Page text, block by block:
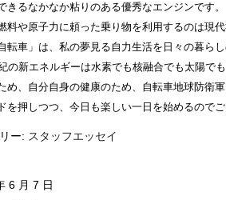
きるなかなか粘りのある優秀なエンジンです。
料や原子力に頼った乗り物を利用するのは現
転車」は、私の夢見る自力生活を日々の暮ら
の新エネルギーは水素でも核融合でも太陽で
め、自分自身の健康のため、自転車地球防衛
を押しつつ、今日も楽しい一日を始めるのでご
ー: スタッフエッセイ
6 月 7 日